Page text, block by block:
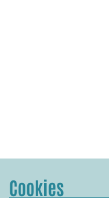
Cookies